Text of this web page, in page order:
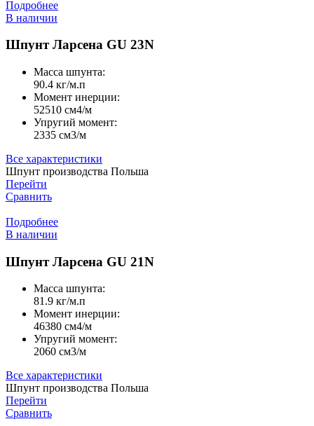
Подробнее
В наличии
Шпунт Ларсена GU 23N
Масса шпунта:
90.4 кг/м.п
Момент инерции:
52510 cм4/м
Упругий момент:
2335 cм3/м
Все характеристики
Шпунт производства Польша
Перейти
Сравнить
Подробнее
В наличии
Шпунт Ларсена GU 21N
Масса шпунта:
81.9 кг/м.п
Момент инерции:
46380 cм4/м
Упругий момент:
2060 cм3/м
Все характеристики
Шпунт производства Польша
Перейти
Сравнить